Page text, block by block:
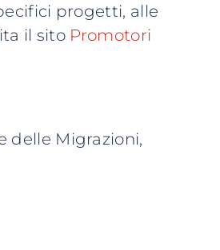
progetti, alle
il sito Promotori
delle Migrazioni,